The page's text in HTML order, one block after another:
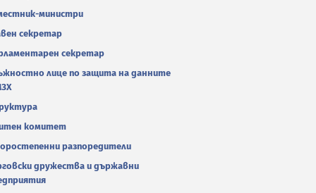
министри
секретар
секретар
лице по защита на данните
комитет
разпоредители
дружества и държавни